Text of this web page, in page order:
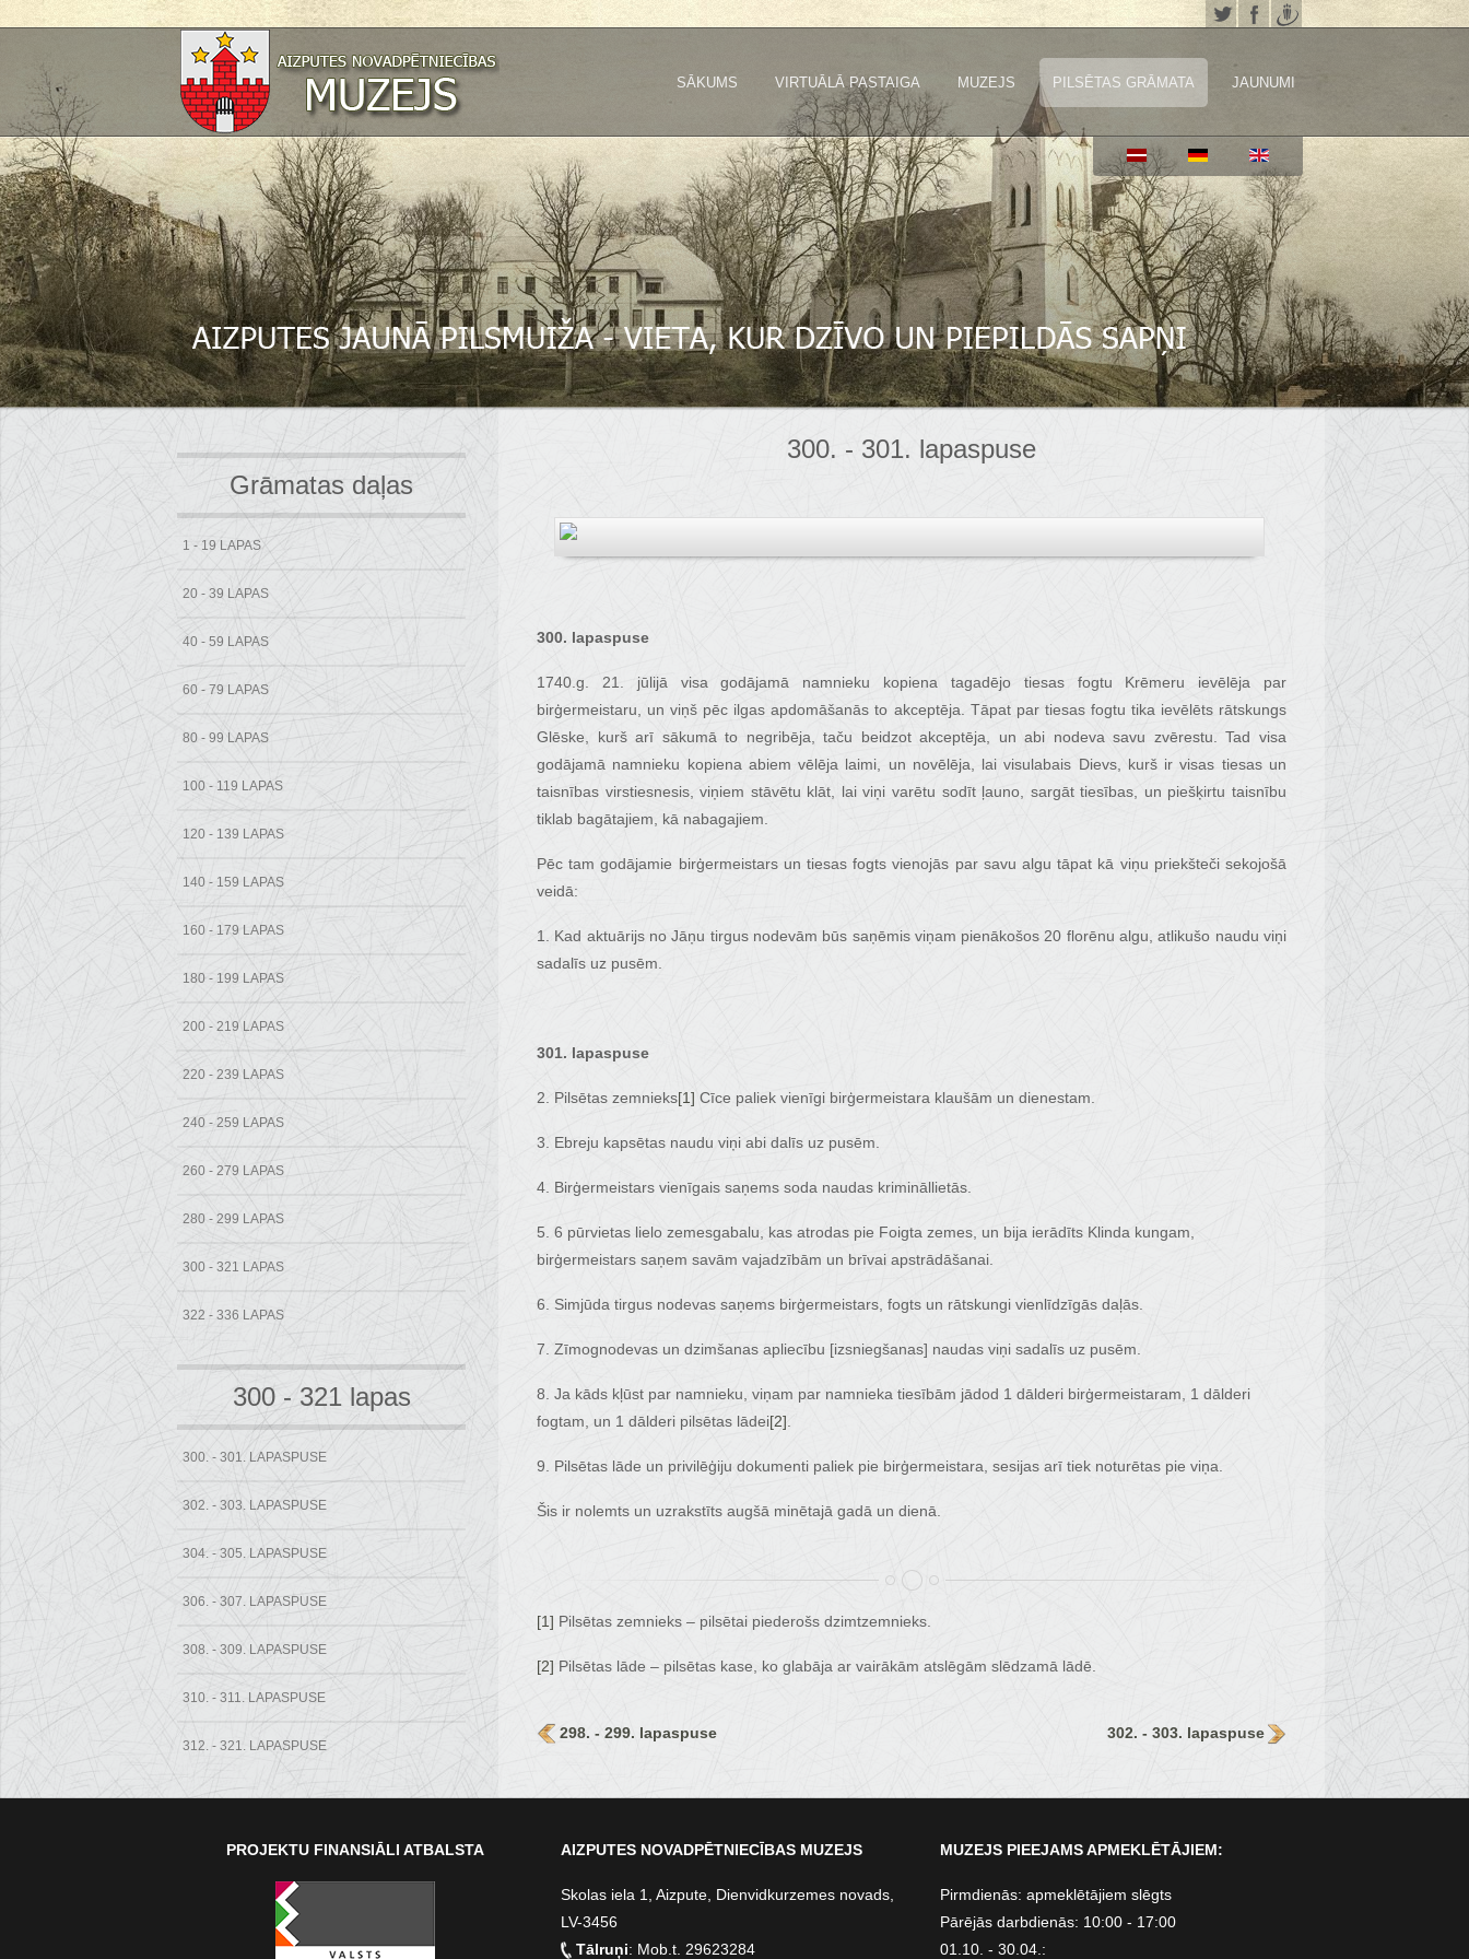
SĀKUMS VIRTUĀLĀ PASTAIGA MUZEJS PILSĒTAS GRĀMATA JAUNUMI
Grāmatas daļas
1 - 19 LAPAS
20 - 39 LAPAS
40 - 59 LAPAS
60 - 79 LAPAS
80 - 99 LAPAS
100 - 119 LAPAS
120 - 139 LAPAS
140 - 159 LAPAS
160 - 179 LAPAS
180 - 199 LAPAS
200 - 219 LAPAS
220 - 239 LAPAS
240 - 259 LAPAS
260 - 279 LAPAS
280 - 299 LAPAS
300 - 321 LAPAS
322 - 336 LAPAS
300 - 321 lapas
300. - 301. LAPASPUSE
302. - 303. LAPASPUSE
304. - 305. LAPASPUSE
306. - 307. LAPASPUSE
308. - 309. LAPASPUSE
310. - 311. LAPASPUSE
312. - 321. LAPASPUSE
300. - 301. lapaspuse
300. lapaspuse
1740.g. 21. jūlijā visa godājamā namnieku kopiena tagadējo tiesas fogtu Krēmeru ievēlēja par
birģermeistaru, un viņš pēc ilgas apdomāšanās to akceptēja. Tāpat par tiesas fogtu tika ievēlēts rātskungs
Glēske, kurš arī sākumā to negribēja, taču beidzot akceptēja, un abi nodeva savu zvērestu. Tad visa
godājamā namnieku kopiena abiem vēlēja laimi, un novēlēja, lai visulabais Dievs, kurš ir visas tiesas un
taisnības virstiesnesis, viņiem stāvētu klāt, lai viņi varētu sodīt ļauno, sargāt tiesības, un piešķirtu taisnību
tiklab bagātajiem, kā nabagajiem.
Pēc tam godājamie birģermeistars un tiesas fogts vienojās par savu algu tāpat kā viņu priekšteči sekojošā
veidā:
1. Kad aktuārijs no Jāņu tirgus nodevām būs saņēmis viņam pienākošos 20 florēnu algu, atlikušo naudu viņi
sadalīs uz pusēm.
301. lapaspuse
2. Pilsētas zemnieks[1] Cīce paliek vienīgi birģermeistara klaušām un dienestam.
3. Ebreju kapsētas naudu viņi abi dalīs uz pusēm.
4. Birģermeistars vienīgais saņems soda naudas krimināllietās.
5. 6 pūrvietas lielo zemesgabalu, kas atrodas pie Foigta zemes, un bija ierādīts Klinda kungam,
birģermeistars saņem savām vajadzībām un brīvai apstrādāšanai.
6. Simjūda tirgus nodevas saņems birģermeistars, fogts un rātskungi vienlīdzīgās daļās.
7. Zīmognodevas un dzimšanas apliecību [izsniegšanas] naudas viņi sadalīs uz pusēm.
8. Ja kāds kļūst par namnieku, viņam par namnieka tiesībām jādod 1 dālderi birģermeistaram, 1 dālderi
fogtam, un 1 dālderi pilsētas lādei[2]
9. Pilsētas lāde un privilēģiju dokumenti paliek pie birģermeistara, sesijas arī tiek noturētas pie viņa.
Šis ir nolemts un uzrakstīts augšā minētajā gadā un dienā.
[1] Pilsētas zemnieks – pilsētai piederošs dzimtzemnieks.
[2] Pilsētas lāde – pilsētas kase, ko glabāja ar vairākām atslēgām slēdzamā lādē.
298. - 299. lapaspuse 302. - 303. lapaspuse
PROJEKTU FINANSIĀLI ATBALSTA AIZPUTES NOVADPĒTNIECĪBAS MUZEJS
Skolas iela 1, Aizpute, Dienvidkurzemes novads,
LV-3456
Tālruņi: Mob.t. 29623284
MUZEJS PIEEJAMS APMEKLĒTĀJIEM:
Pirmdienās: apmeklētājiem slēgts
Pārējās darbdienās: 10:00 - 17:00
01.10. - 30.04.: